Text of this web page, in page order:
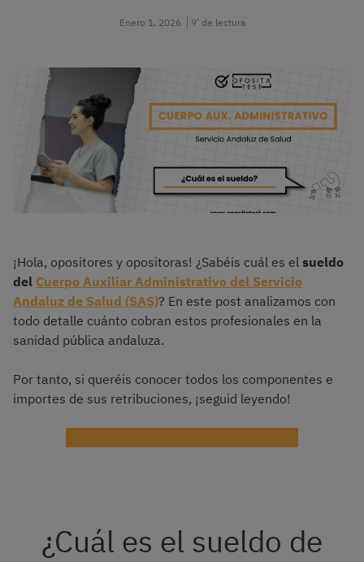
Enero 1, 2026 9’ de lectura
¡Hola, opositores y opositoras! ¿Sabéis cuál es el sueldo
del Cuerpo Auxiliar Administrativo del Servicio
Andaluz de Salud (SAS)? En este post analizamos con
todo detalle cuánto cobran estos profesionales en la
sanidad pública andaluza.
Por tanto, si queréis conocer todos los componentes e
importes de sus retribuciones, ¡seguid leyendo!
¿Cuál es el sueldo de